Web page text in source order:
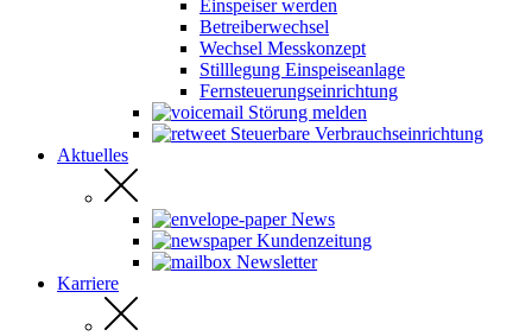
Einspeiser werden
Betreiberwechsel
Wechsel Messkonzept
Stilllegung Einspeiseanlage
Fernsteuerungseinrichtung
Störung melden
Steuerbare Verbrauchseinrichtung
Aktuelles
News
Kundenzeitung
Newsletter
Karriere